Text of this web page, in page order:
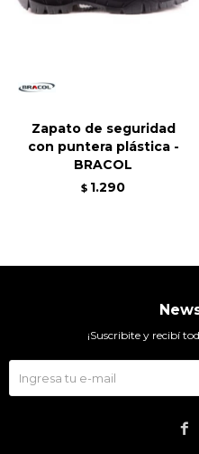
Zapato de seguridad
con puntera plástica -
BRACOL
$ 1.290
¡Suscribite y recibí
